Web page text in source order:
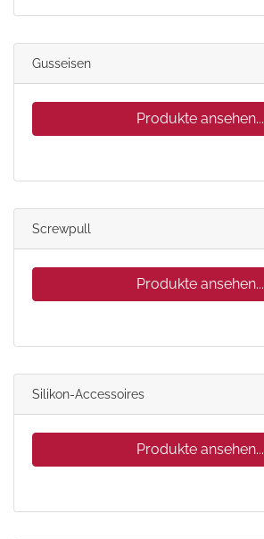
Gusseisen
Produkte ansehen...
Screwpull
Produkte ansehen...
Silikon-Accessoires
Produkte ansehen...